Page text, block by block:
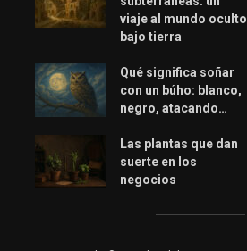
viaje al mundo oculto
bajo tierra
Qué significa soñar
con un búho: blanco,
negro, atacando…
Las plantas que dan
suerte en los
negocios